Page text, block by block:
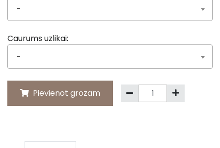
-
Caurums uzlikai:
-
Pievienot grozam